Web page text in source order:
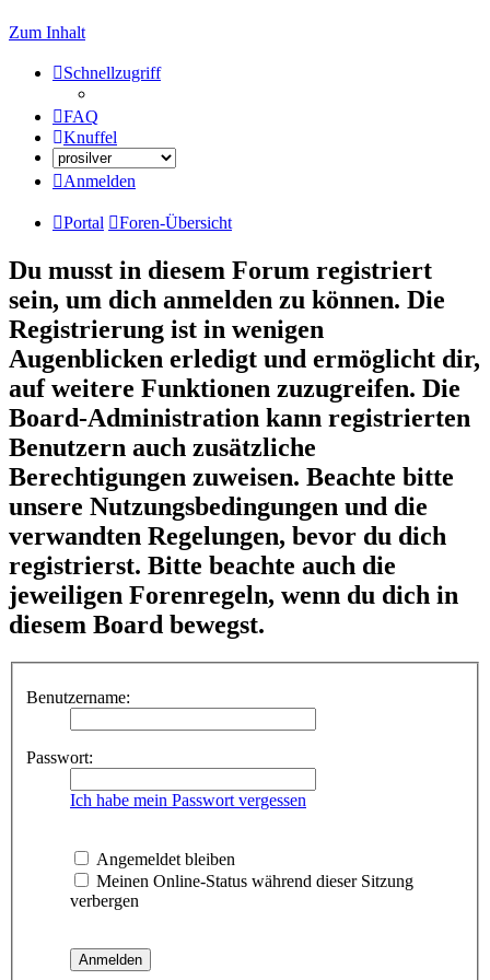
Zum Inhalt
Schnellzugriff
FAQ
Knuffel
Anmelden
Portal Foren-Übersicht
Du musst in diesem Forum registriert
sein, um dich anmelden zu können. Die
Registrierung ist in wenigen
Augenblicken erledigt und ermöglicht dir,
auf weitere Funktionen zuzugreifen. Die
Board-Administration kann registrierten
Benutzern auch zusätzliche
Berechtigungen zuweisen. Beachte bitte
unsere Nutzungsbedingungen und die
verwandten Regelungen, bevor du dich
registrierst. Bitte beachte auch die
jeweiligen Forenregeln, wenn du dich in
diesem Board bewegst.
Benutzername:
Passwort:
Ich habe mein Passwort vergessen
Angemeldet bleiben
Meinen Online-Status während dieser Sitzung
verbergen